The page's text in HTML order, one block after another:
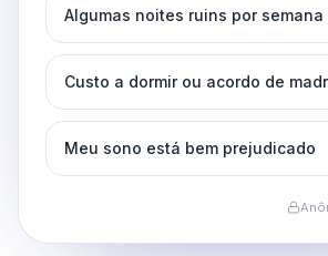
Algumas noites ruins por semana
Custo a dormir ou acordo de
Meu sono está bem prejudicado